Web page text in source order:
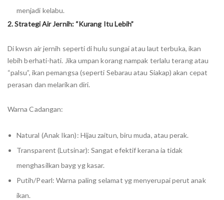
menjadi kelabu.
2. Strategi Air Jernih: “Kurang Itu Lebih”
Di kwsn air jernih seperti di hulu sungai atau laut terbuka, ikan
lebih berhati-hati. Jika umpan korang nampak terlalu terang atau
“palsu”, ikan pemangsa (seperti Sebarau atau Siakap) akan cepat
perasan dan melarikan diri.
Warna Cadangan:
Natural (Anak Ikan): Hijau zaitun, biru muda, atau perak.
Transparent (Lutsinar): Sangat efektif kerana ia tidak
menghasilkan bayg yg kasar.
Putih/Pearl: Warna paling selamat yg menyerupai perut anak
ikan.